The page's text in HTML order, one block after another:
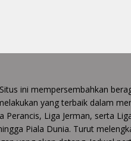
ini mempersembahkan
yang terbaik dalam
Liga Jerman, serta
Piala Dunia. Turut